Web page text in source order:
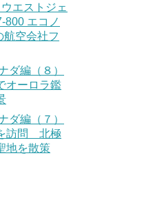
エストジェ
800 エコノ
航空会社フ
ダ編（８）
オーロラ鑑
ダ編（７）
訪問 北極
地を散策